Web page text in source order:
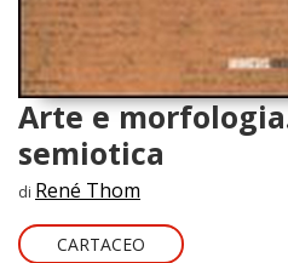
Arte e
semiotica
di René Thom
CARTACEO